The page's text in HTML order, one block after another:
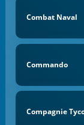
Combat Naval
Commando
Compagnie